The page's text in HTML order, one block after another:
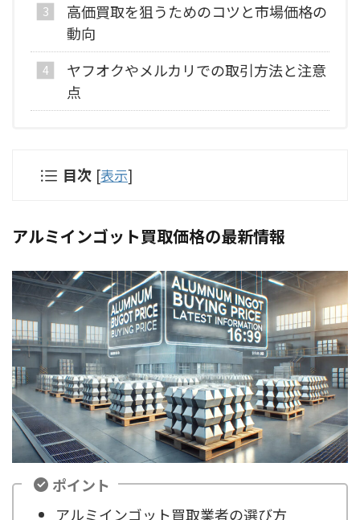
高価買取を狙うためのコツと市場価格の
動向
ヤフオクやメルカリでの取引方法と注意
点
目次 [表示]
アルミインゴット買取価格の最新情報
ポイント
アルミインゴット買取業者の選び方